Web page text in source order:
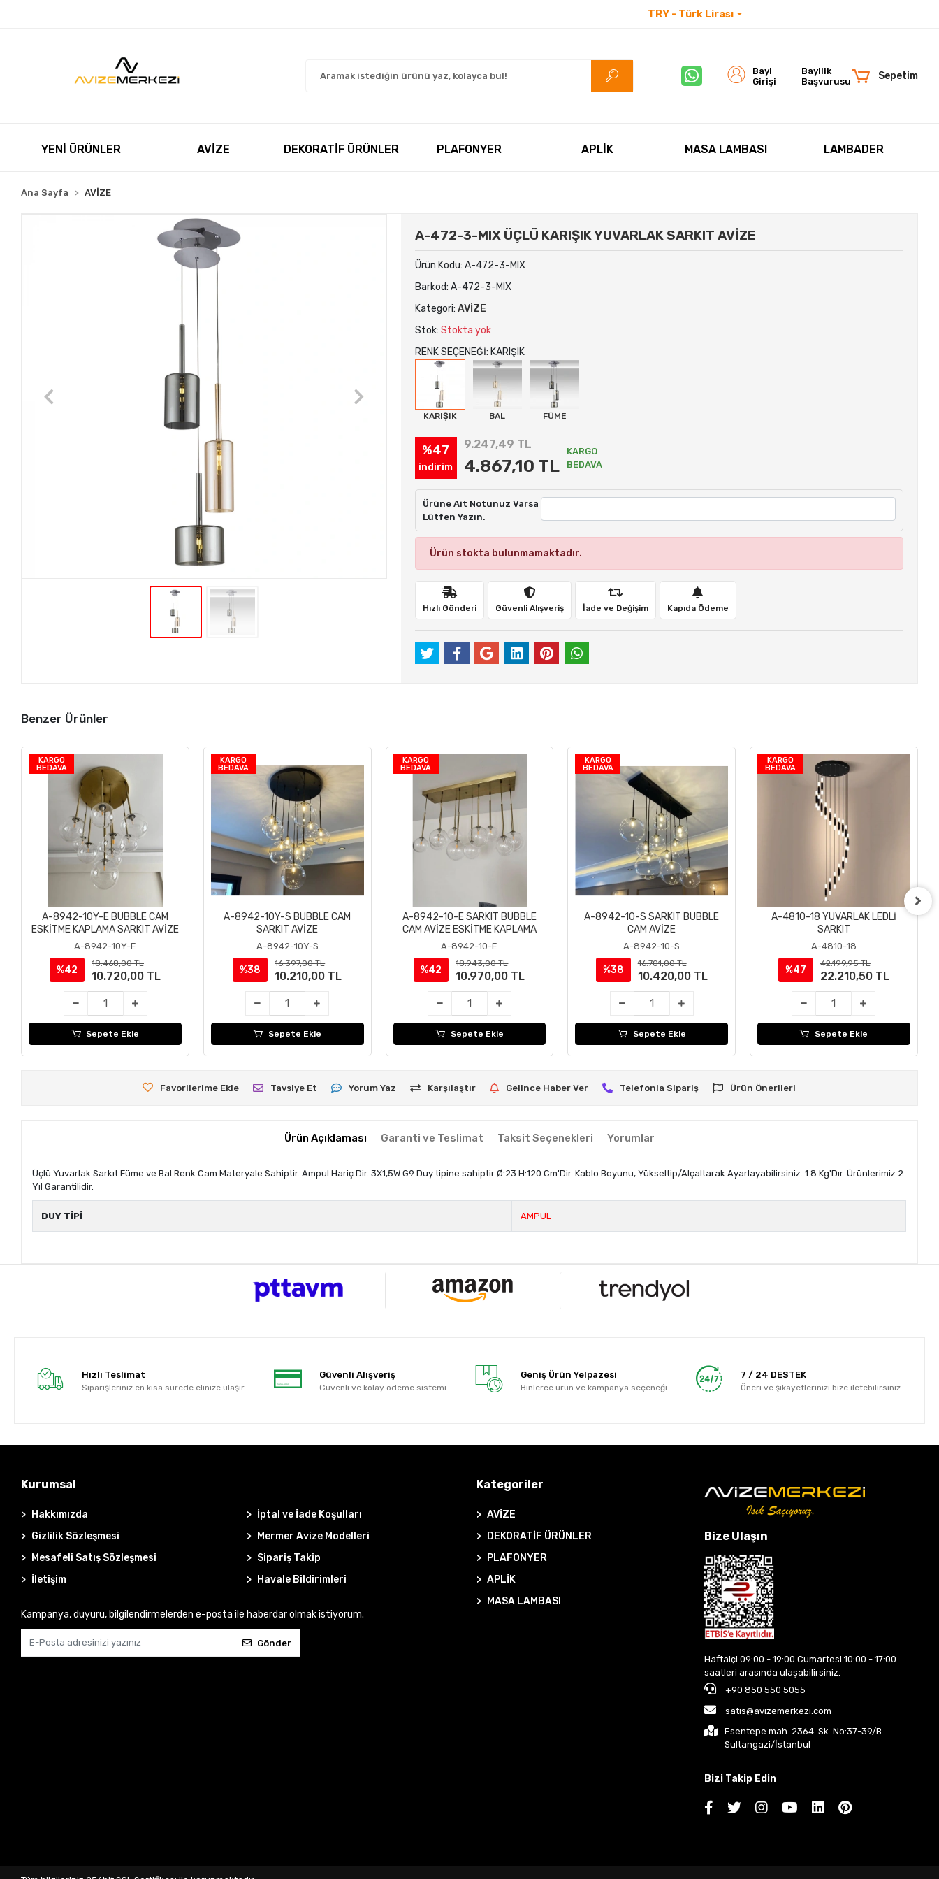
TRY - Türk Lirası
Bayi
Girişi
Bayilik
Başvurusu
Sepetim
YENİ ÜRÜNLER AVİZE DEKORATİF ÜRÜNLER PLAFONYER APLİK MASA LAMBASI LAMBADER
Ana Sayfa AVİZE
A-472-3-MIX ÜÇLÜ KARIŞIK YUVARLAK SARKIT AVİZE
Ürün Kodu: A-472-3-MIX
Barkod: A-472-3-MIX
Kategori: AVİZE
Stok: Stokta yok
RENK SEÇENEĞİ: KARIŞIK
KARIŞIK BAL FÜME
%47
indirim
9.247,49 TL
4.867,10 TL
KARGO
BEDAVA
Ürüne Ait Notunuz Varsa
Lütfen Yazın.
Ürün stokta bulunmamaktadır.
Hızlı Gönderi Güvenli Alışveriş İade ve Değişim Kapıda Ödeme
Benzer Ürünler
KARGO
BEDAVA
Sepete Ekle
A-8942-10Y-E BUBBLE CAM
ESKİTME KAPLAMA SARKIT AVİZE
A-8942-10Y-E
%42
18.468,00 TL
10.720,00 TL
Sepete Ekle
KARGO
BEDAVA
Sepete Ekle
A-8942-10Y-S BUBBLE CAM
SARKIT AVİZE
A-8942-10Y-S
%38
16.397,00 TL
10.210,00 TL
Sepete Ekle
KARGO
BEDAVA
Sepete Ekle
A-8942-10-E SARKIT BUBBLE
CAM AVİZE ESKİTME KAPLAMA
A-8942-10-E
%42
18.943,00 TL
10.970,00 TL
Sepete Ekle
KARGO
BEDAVA
Sepete Ekle
A-8942-10-S SARKIT BUBBLE
CAM AVİZE
A-8942-10-S
%38
16.701,00 TL
10.420,00 TL
Sepete Ekle
KARGO
BEDAVA
Sepete Ekle
A-4810-18 YUVARLAK LEDLİ
SARKIT
A-4810-18
%47
42.199,95 TL
22.210,50 TL
Sepete Ekle
Favorilerime Ekle Tavsiye Et Yorum Yaz Karşılaştır Gelince Haber Ver Telefonla Sipariş Ürün Önerileri
Ürün Açıklaması Garanti ve Teslimat Taksit Seçenekleri Yorumlar
Üçlü Yuvarlak Sarkıt Füme ve Bal Renk Cam Materyale Sahiptir. Ampul Hariç Dir. 3X1,5W G9 Duy tipine sahiptir Ø:23 H:120 Cm'Dir. Kablo Boyunu, Yükseltip/Alçaltarak Ayarlayabilirsiniz. 1.8 Kg'Dır. Ürünlerimiz 2
Yıl Garantilidir.
DUY TİPİ AMPUL
Hızlı Teslimat
Siparişleriniz en kısa sürede elinize ulaşır.
Güvenli Alışveriş
Güvenli ve kolay ödeme sistemi
Geniş Ürün Yelpazesi
Binlerce ürün ve kampanya seçeneği
7 / 24 DESTEK
Öneri ve şikayetlerinizi bize iletebilirsiniz.
Kurumsal
Hakkımızda
Gizlilik Sözleşmesi
Mesafeli Satış Sözleşmesi
İletişim
İptal ve İade Koşulları
Mermer Avize Modelleri
Sipariş Takip
Havale Bildirimleri
Kampanya, duyuru, bilgilendirmelerden e-posta ile haberdar olmak istiyorum.
Gönder
Kategoriler
AVİZE
DEKORATİF ÜRÜNLER
PLAFONYER
APLİK
MASA LAMBASI
Bize Ulaşın
Haftaiçi 09:00 - 19:00 Cumartesi 10:00 - 17:00
saatleri arasında ulaşabilirsiniz.
+90 850 550 5055
satis@avizemerkezi.com
Esentepe mah. 2364. Sk. No:37-39/B
Sultangazi/İstanbul
Bizi Takip Edin